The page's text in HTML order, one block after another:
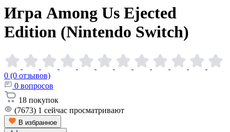
Игра Among Us Ejected
Edition (Nintendo Switch)
0 (0 отзывов)
0 вопросов
18 покупок
(7673) 1 сейчас просматривают
В избранное